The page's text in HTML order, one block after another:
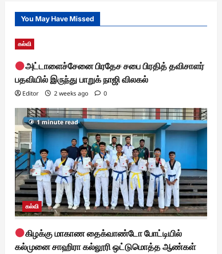
You May Have Missed
கல்வி
அட்டாளைச்சேனை பிரதேச சபை பிரதித் தவிசாளர்
பதவியில் இருந்து பாறுக் நாஜி விலகல்
Editor 2 weeks ago 0
1 minute read
கல்வி
கிழக்கு மாகாண தைக்வாண்டோ போட்டியில்
கல்முனை சாஹிரா கல்லூரி ஒட்டுமொத்த ஆண்கள்